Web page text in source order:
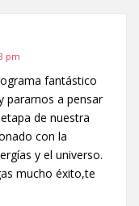
pm
fantástico
pararnos a pensar
de nuestra
con la
y el universo.
mucho éxito,te